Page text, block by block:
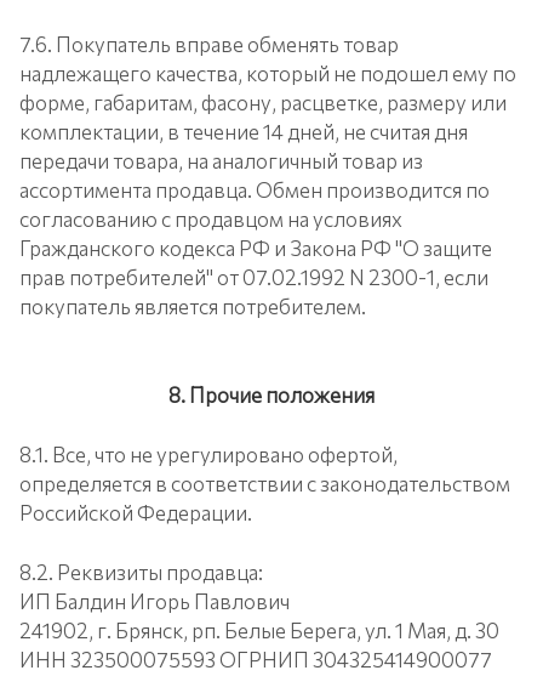
7.6. Покупатель вправе обменять товар
надлежащего качества, который не подошел ему по
форме, габаритам, фасону, расцветке, размеру или
комплектации, в течение 14 дней, не считая дня
передачи товара, на аналогичный товар из
ассортимента продавца. Обмен производится по
согласованию с продавцом на условиях
Гражданского кодекса РФ и Закона РФ "О защите
прав потребителей" от 07.02.1992 N 2300-1, если
покупатель является потребителем.
8. Прочие положения
8.1. Все, что не урегулировано офертой,
определяется в соответствии с законодательством
Российской Федерации.
8.2. Реквизиты продавца:
ИП Балдин Игорь Павлович
241902, г. Брянск, рп. Белые Берега, ул. 1 Мая, д. 30
ИНН 323500075593 ОГРНИП 304325414900077